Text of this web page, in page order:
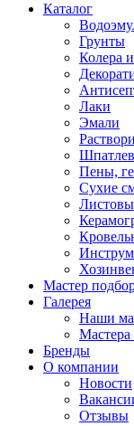
Каталог
Грунты
Колера
Лаки
Эмали
Пены,
Сухие
Мастер
Галерея
Наши
Мастера
Бренды
О компании
Новости
Отзывы